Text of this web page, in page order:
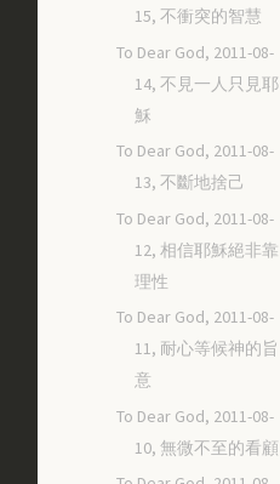
15, 不衝突的智慧
To Dear God, 2011-08-
14, 不見一人只見耶
穌
To Dear God, 2011-08-
13, 不斷地捨己
To Dear God, 2011-08-
12, 相信耶穌絕非靠
理性
To Dear God, 2011-08-
11, 耐心等候神的旨
意
To Dear God, 2011-08-
10, 無微不至的看顧